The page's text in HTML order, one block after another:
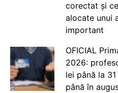
corectat și
alocate unui
important
OFICIAL
2026:
lei până la
până în